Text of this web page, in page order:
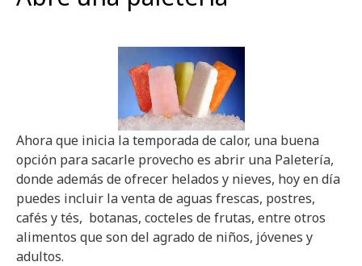
Ahora que inicia la temporada de calor, una buena
opción para sacarle provecho es abrir una Paletería,
donde además de ofrecer helados y nieves, hoy en día
puedes incluir la venta de aguas frescas, postres,
cafés y tés, botanas, cocteles de frutas, entre otros
alimentos que son del agrado de niños, jóvenes y
adultos.